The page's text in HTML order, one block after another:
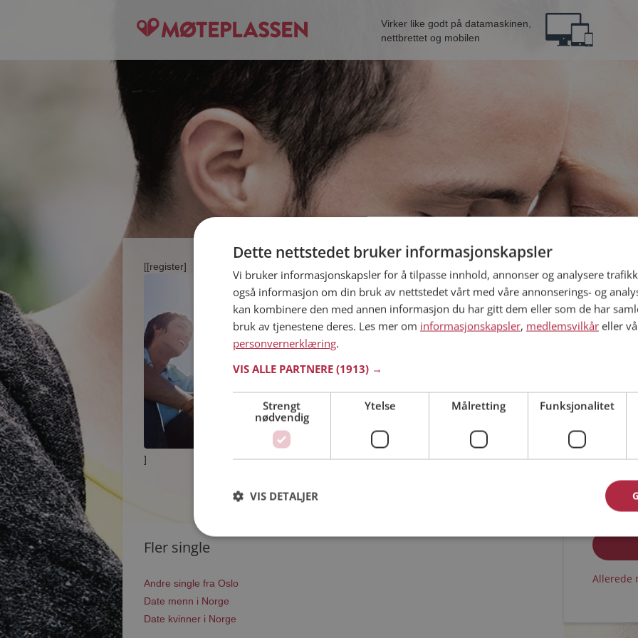
Virker like godt på datamaskinen,
nettbrettet og mobilen
[[register]
]
Fler single
Andre single fra Oslo
Date menn i Norge
Date kvinner i Norge
Jeg er en:
Jeg
Jeg
Allerede
Dette nettstedet bruker informasjonskapsler
Vi bruker informasjonskapsler for å tilpasse innhold, annonser og analysere
også informasjon om din bruk av nettstedet vårt med våre annonserings- og
kan kombinere den med annen informasjon du har gitt dem eller som de har
bruk av tjenestene deres. Les mer om informasjonskapsler, medlemsvilkår eller
personvernerklæring.
VIS ALLE PARTNERE (1913) →
Strengt
nødvendig
Ytelse Målretting Funksjonalitet
VIS DETALJER